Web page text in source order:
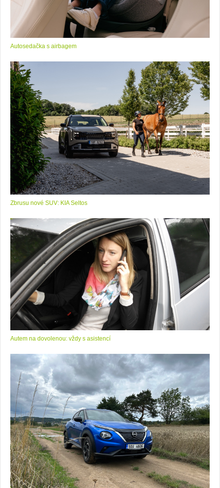
Autosedačka s airbagem
Zbrusu nové SUV: KIA Seltos
Autem na dovolenou: vždy s asistencí